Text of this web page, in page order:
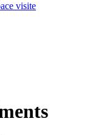
visite